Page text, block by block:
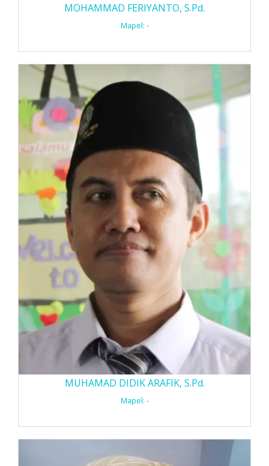
MOHAMMAD FERIYANTO, S.Pd.
Mapel: -
MUHAMAD DIDIK ARAFIK, S.Pd.
Mapel: -